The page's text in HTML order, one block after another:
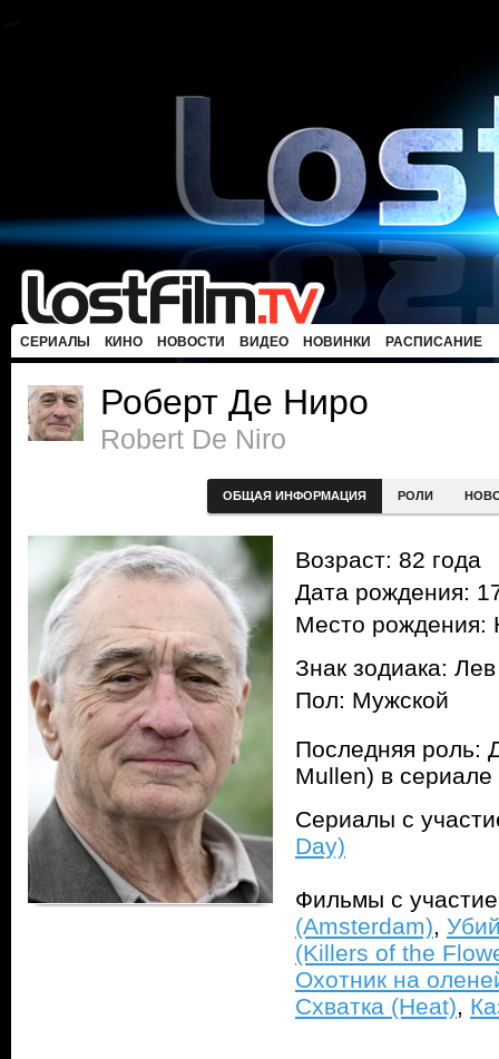
СЕРИАЛЫ КИНО НОВОСТИ ВИДЕО НОВИНКИ РАСПИСАНИЕ
Роберт Де Ниро
Robert De Niro
ОБЩАЯ ИНФОРМАЦИЯ РОЛИ
Возраст: 82 года
Дата рождения:
Место
Знак зодиака: Лев
Пол: Мужской
Последняя роль:
Mullen) в сериале
Сериалы с
Day)
Фильмы с
(Amsterdam),
(Killers of the
Охотник на
Схватка (Heat),